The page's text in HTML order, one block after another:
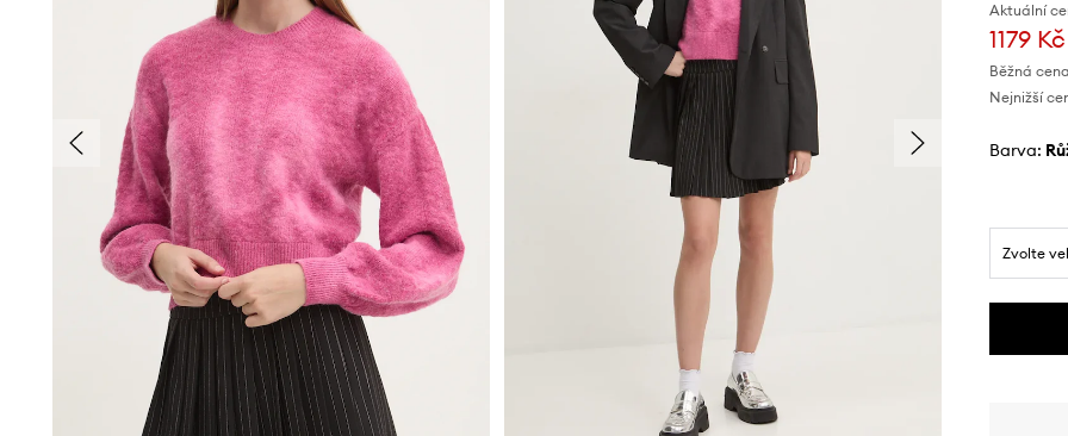
Aktuální
1179 Kč
Běžná
Nejnižší
Barva:
Zvolte